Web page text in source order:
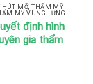
HÚT MỠ,THẨM MỸ
MỸ VÙNG LƯNG
định hình
gia thẩm